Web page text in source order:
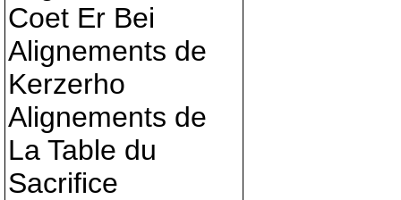
Coet Er Bei
Alignements de
Kerzerho
Alignements de
La Table du
Sacrifice